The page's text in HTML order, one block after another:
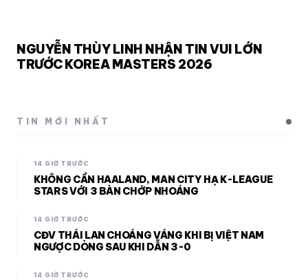
NGUYỄN THÙY LINH NHẬN TIN VUI LỚN
TRƯỚC KOREA MASTERS 2026
TIN MỚI NHẤT
14 GIỜ TRƯỚC
KHÔNG CẦN HAALAND, MAN CITY HẠ K-LEAGUE
STARS VỚI 3 BÀN CHỚP NHOÁNG
14 GIỜ TRƯỚC
CĐV THÁI LAN CHOÁNG VÁNG KHI BỊ VIỆT NAM
NGƯỢC DÒNG SAU KHI DẪN 3-0
14 GIỜ TRƯỚC